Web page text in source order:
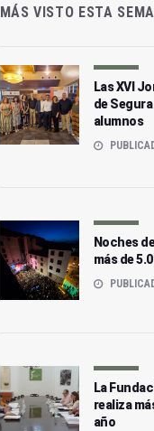
MÁS VISTO ESTA
Las XVI
de
alumnos
Noches
más de
La
realiza
año